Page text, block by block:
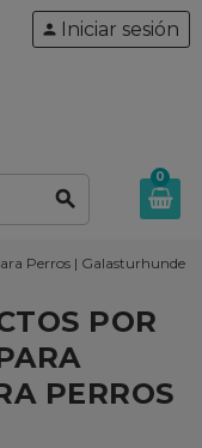
search
person Iniciar sesión
0
Perros | Galasturhunde
POR
PERROS